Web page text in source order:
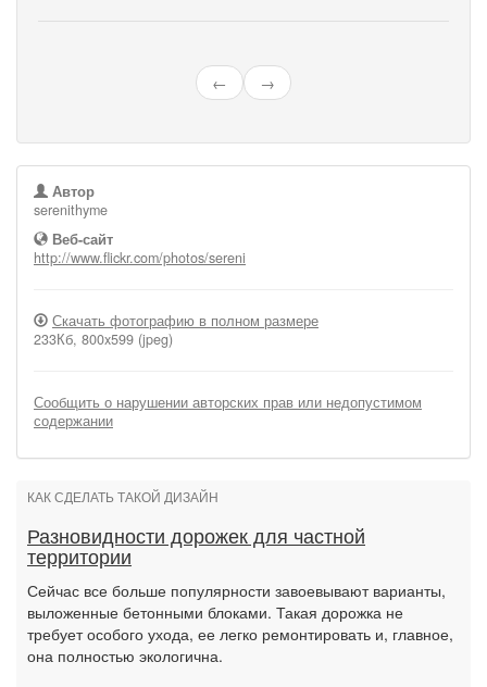
← →
Автор
serenithyme
Веб-сайт
http://www.flickr.com/photos/sereni
Скачать фотографию в полном размере
233Кб, 800x599 (jpeg)
Сообщить о нарушении авторских прав или недопустимом
содержании
КАК СДЕЛАТЬ ТАКОЙ ДИЗАЙН
Разновидности дорожек для частной
территории
Сейчас все больше популярности завоевывают варианты,
выложенные бетонными блоками. Такая дорожка не
требует особого ухода, ее легко ремонтировать и, главное,
она полностью экологична.